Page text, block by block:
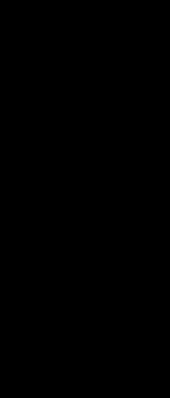
"родной
туристы"
сокращает
Был в
сетям.
перед